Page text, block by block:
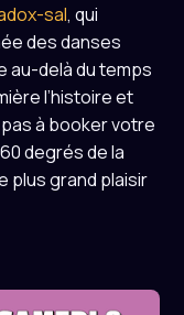
sal, qui
des danses
au-delà du temps
l’histoire et
à booker votre
degrés de la
plus grand plaisir